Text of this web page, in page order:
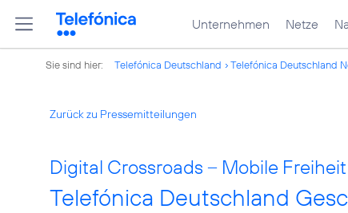
Unternehmen Netze
Sie sind hier: Telefónica Deutschland Telefónica Deutschland
Zurück zu Pressemitteilungen
Digital Crossroads – Mobile
Telefónica Deutschland